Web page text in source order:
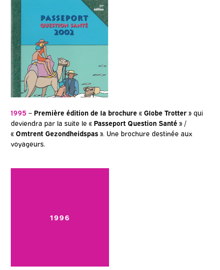
1995 – Première édition de la brochure « Globe Trotter » qui
deviendra par la suite le« Passeport Question Santé » /
« Omtrent Gezondheidspas ». Une brochure destinée aux
voyageurs.
1996